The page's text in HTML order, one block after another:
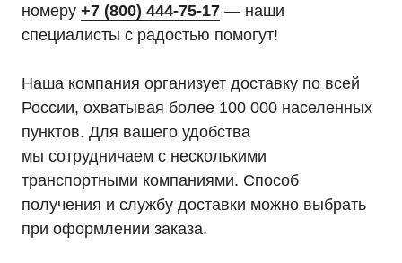
номеру +7 (800) 444-75-17 — наши
специалисты с радостью помогут!
Наша компания организует доставку по всей
России, охватывая более 100 000 населенных
пунктов. Для вашего удобства
мы сотрудничаем с несколькими
транспортными компаниями. Способ
получения и службу доставки можно выбрать
при оформлении заказа.